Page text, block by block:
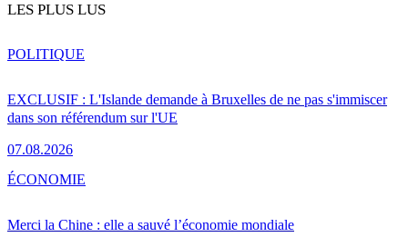
LES PLUS LUS
EXCLUSIF : L'Islande demande à Bruxelles de ne pas s'immiscer
dans son référendum sur l'UE
07.08.2026
POLITIQUE
Merci la Chine : elle a sauvé l’économie mondiale
ÉCONOMIE